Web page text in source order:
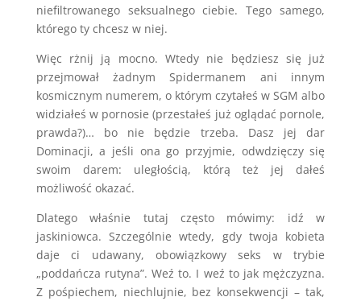
niefiltrowanego seksualnego ciebie. Tego samego,
którego ty chcesz w niej.
Więc rżnij ją mocno. Wtedy nie będziesz się już
przejmował żadnym Spidermanem ani innym
kosmicznym numerem, o którym czytałeś w SGM albo
widziałeś w pornosie (przestałeś już oglądać pornole,
prawda?)… bo nie będzie trzeba. Dasz jej dar
Dominacji, a jeśli ona go przyjmie, odwdzięczy się
swoim darem: uległością, którą też jej dałeś
możliwość okazać.
Dlatego właśnie tutaj często mówimy: idź w
jaskiniowca. Szczególnie wtedy, gdy twoja kobieta
daje ci udawany, obowiązkowy seks w trybie
„poddańcza rutyna”. Weź to. I weź to jak mężczyzna.
Z pośpiechem, niechlujnie, bez konsekwencji – tak,